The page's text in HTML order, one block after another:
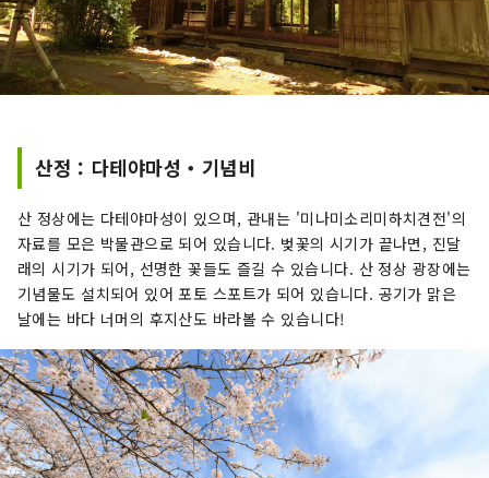
산정：다테야마성・기념비
산 정상에는 다테야마성이 있으며, 관내는 '미나미소리미하치견전'의
자료를 모은 박물관으로 되어 있습니다. 벚꽃의 시기가 끝나면, 진달
래의 시기가 되어, 선명한 꽃들도 즐길 수 있습니다. 산 정상 광장에는
기념물도 설치되어 있어 포토 스포트가 되어 있습니다. 공기가 맑은
날에는 바다 너머의 후지산도 바라볼 수 있습니다!